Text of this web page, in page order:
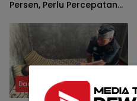
Persen, Perlu Percepatan
Tidur Pasien
Daerah